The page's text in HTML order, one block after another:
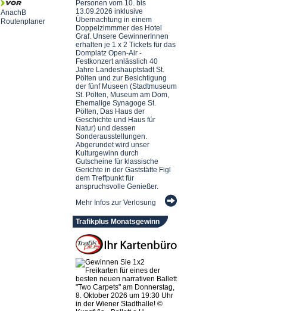
AnachB
Routenplaner
Personen vom 10. bis
13.09.2026 inklusive
Übernachtung in einem
Doppelzimmmer des Hotel
Graf. Unsere GewinnerInnen
erhalten je 1 x 2 Tickets für das
Domplatz Open-Air -
Festkonzert anlässlich 40
Jahre Landeshauptstadt St.
Pölten und zur Besichtigung
der fünf Museen (Stadtmuseum
St. Pölten, Museum am Dom,
Ehemalige Synagoge St.
Pölten, Das Haus der
Geschichte und Haus für
Natur) und dessen
Sonderausstellungen.
Abgerundet wird unser
Kulturgewinn durch
Gutscheine für klassische
Gerichte in der Gaststätte Figl
dem Treffpunkt für
anspruchsvolle Genießer.
Mehr Infos zur Verlosung
Trafikplus Monatsgewinn